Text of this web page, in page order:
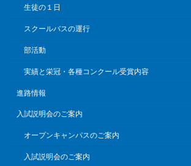
生徒の１日
スクールバスの運行
部活動
実績と栄冠・各種コンクール受賞内容
進路情報
入試説明会のご案内
オープンキャンパスのご案内
入試説明会のご案内